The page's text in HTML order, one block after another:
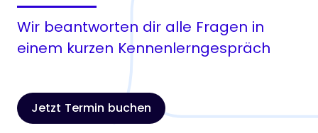
Wir beantworten dir alle Fragen in
einem kurzen Kennenlerngespräch
Jetzt Termin buchen